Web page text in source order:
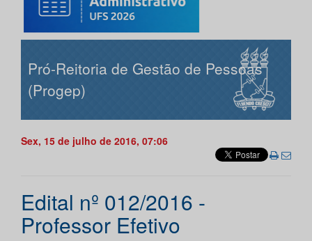
Pró-Reitoria de Gestão de Pessoas
(Progep)
Sex, 15 de julho de 2016, 07:06
Edital nº 012/2016 -
Professor Efetivo